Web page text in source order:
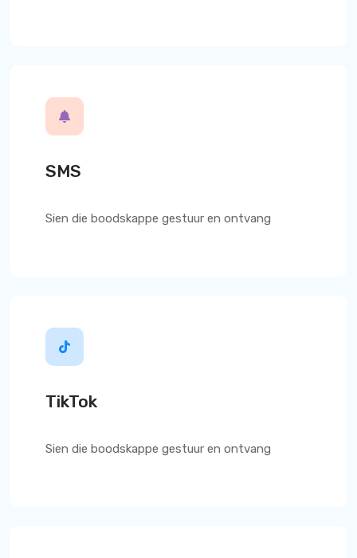
SMS
Sien die boodskappe gestuur en ontvang
TikTok
Sien die boodskappe gestuur en ontvang